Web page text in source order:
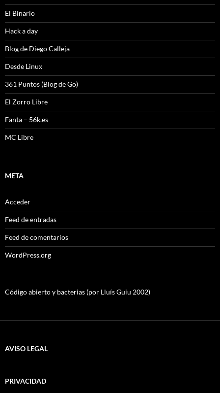
El Binario
Hack a day
Blog de Diego Calleja
Desde Linux
361 Puntos (Blog de Go)
El Zorro Libre
Fanta – 56k.es
MC Libre
META
Acceder
Feed de entradas
Feed de comentarios
WordPress.org
Código abierto y bacterias (por Lluís Guiu 2002)
AVISO LEGAL
PRIVACIDAD